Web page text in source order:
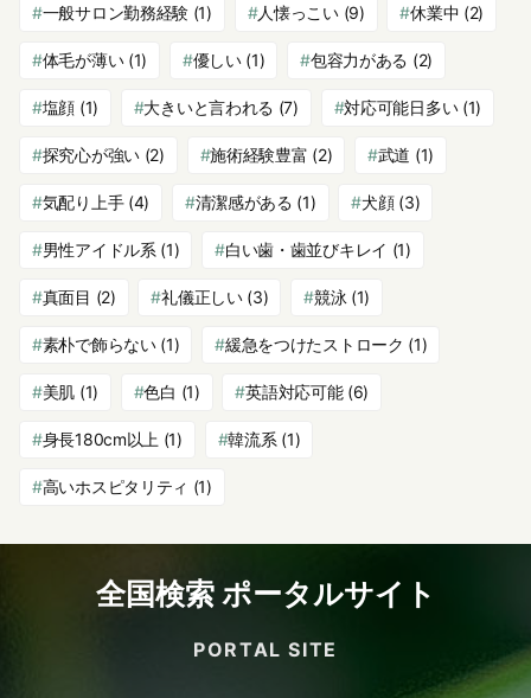
一般サロン勤務経験 (1) 人懐っこい(9) 休業中 (2)
体毛が薄い(1) 優しい(1) 包容力がある (2)
塩顔 (1) 大きいと言われる (7) 対応可能日多い(1)
探究心が強い(2) 施術経験豊富 (2) 武道 (1)
気配り上手(4) 清潔感がある (1) 犬顔(3)
男性アイドル系 (1) 白い歯・歯並びキレイ (1)
真面目 (2) 礼儀正しい(3) 競泳 (1)
素朴で飾らない(1) 緩急をつけたストローク (1)
美肌 (1) 色白 (1) 英語対応可能(6)
身長180cm以上 (1) 韓流系 (1)
高いホスピタリティ (1)
全国検索 ポータルサイト
PORTAL SITE